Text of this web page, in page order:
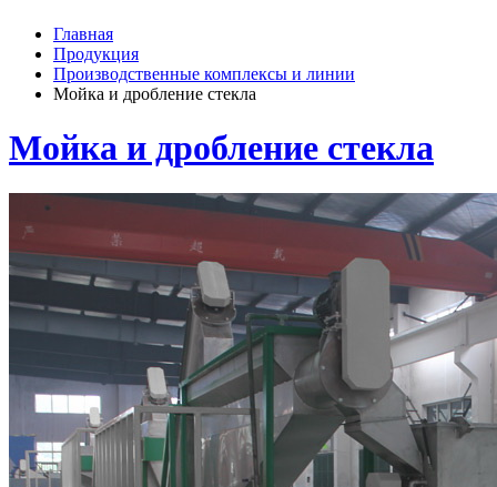
Главная
Продукция
Производственные комплексы и линии
Мойка и дробление стекла
Мойка и дробление стекла
Наша компания предоставляет услуги по мойке и дроблению
стекла для последующей переработки вторсырьем. Мы
используем современное оборудование и технологии, которые
позволяют нам максимально эффективно очистить и
раздробить стекло различной формы и размера. Мы
гарантируем высокое качество наших услуг и максимальную
точность в работе. Обращайтесь к нам, и мы поможем вам с
мойкой и дроблением стекла.
ООО «Эталон Эко»
Комплексы переработки ТКО и сопутствующее оборудование